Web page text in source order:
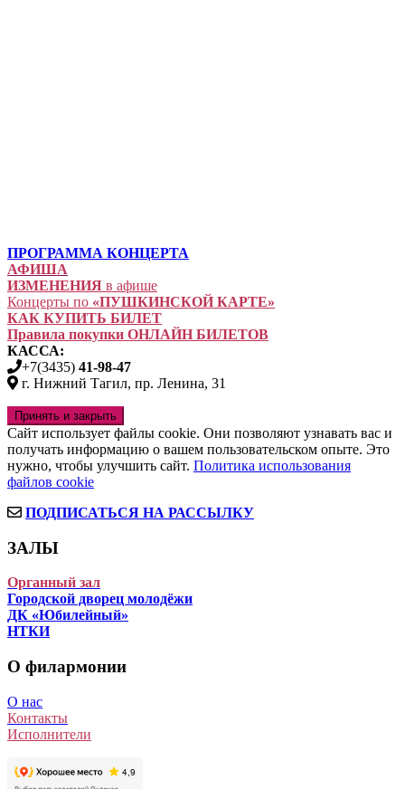
ПРОГРАММА КОНЦЕРТА
АФИША
ИЗМЕНЕНИЯ в афише
Концерты по «ПУШКИНСКОЙ КАРТЕ»
КАК КУПИТЬ БИЛЕТ
Правила покупки ОНЛАЙН БИЛЕТОВ
КАССА:
+7(3435) 41-98-47
г. Нижний Тагил, пр. Ленина, 31
Сайт использует файлы cookie. Они позволяют узнавать вас и
получать информацию о вашем пользовательском опыте. Это
нужно, чтобы улучшить сайт. Политика использования
файлов cookie
ПОДПИСАТЬСЯ НА РАССЫЛКУ
ЗАЛЫ
Органный зал
Городской дворец молодёжи
ДК «Юбилейный»
НТКИ
О филармонии
О нас
Контакты
Исполнители